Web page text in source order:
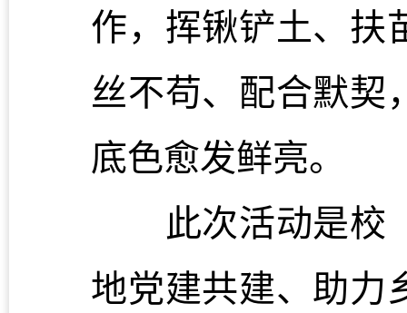
作，挥锹铲土、扶
丝不苟、配合默契
底色愈发鲜亮。
此次活动是校（
地党建共建、助力